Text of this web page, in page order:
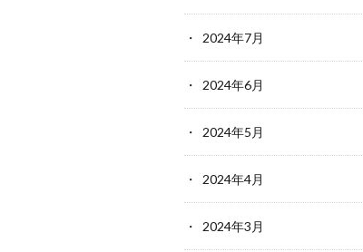
2024年7月
2024年6月
2024年5月
2024年4月
2024年3月